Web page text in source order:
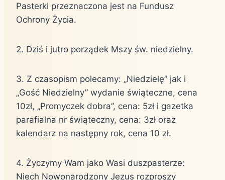
Pasterki przeznaczona jest na Fundusz
Ochrony Życia.
2. Dziś i jutro porządek Mszy św. niedzielny.
3. Z czasopism polecamy: „Niedzielę” jak i
„Gość Niedzielny” wydanie świąteczne, cena
10zł, „Promyczek dobra”, cena: 5zł i gazetka
parafialna nr świąteczny, cena: 3zł oraz
kalendarz na następny rok, cena 10 zł.
4. Życzymy Wam jako Wasi duszpasterze:
Niech Nowonarodzony Jezus rozproszy